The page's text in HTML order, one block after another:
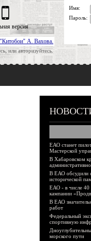
А. Вахова.
или авторизуйтесь.
версия
Имя:
Пароль:
ЕАО станет
Мастерской
В Хабаровском
В ЕАО обсудили
исторической
ЕАО - в числе 40
кампании
В ЕАО
работ
Федеральный
спортивную
морского пути